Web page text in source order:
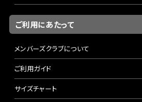
ご利用にあたって
メンバーズクラブについて
ご利用ガイド
サイズチャート